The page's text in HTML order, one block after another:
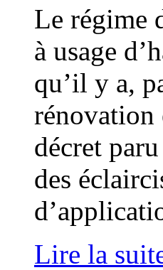
Le régime
à usage
qu’il y a,
rénovation
décret
des
Lire la